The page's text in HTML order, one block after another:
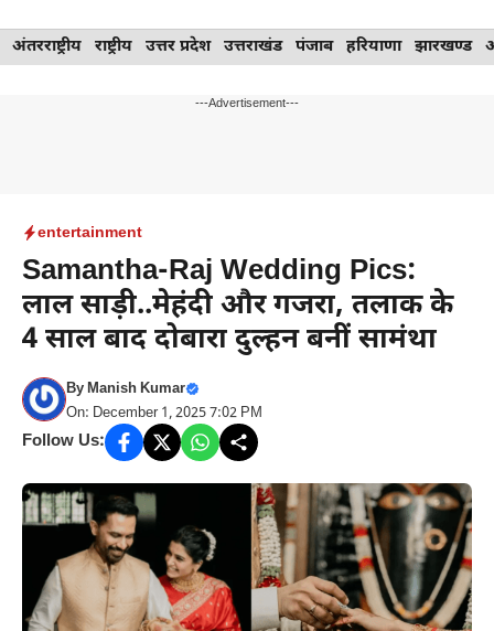
Skip
to
अंतरराष्ट्रीय राष्ट्रीय उत्तर प्रदेश उत्तराखंड पंजाब हरियाणा झारखण्ड
---Advertisement---
entertainment
Samantha-Raj Wedding Pics:
लाल साड़ी..मेहंदी और गजरा, तलाक के
4 साल बाद दोबारा दुल्हन बनीं सामंथा
ByManish Kumar
On: December 1, 2025 7:02 PM
Follow Us: